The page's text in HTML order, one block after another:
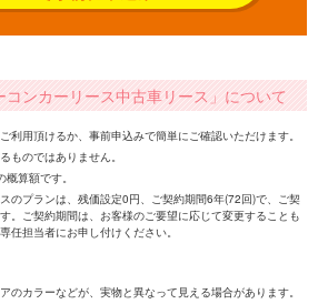
ンカーリース中古車リース」について
利用頂けるか、事前申込みで簡単にご確認いただけます。
ものではありません。
算額です。
のプランは、残価設定0円、ご契約期間6年(72回)で、ご契
。ご契約期間は、お客様のご要望に応じて変更することも
任担当者にお申し付けください。
のカラーなどが、実物と異なって見える場合があります。